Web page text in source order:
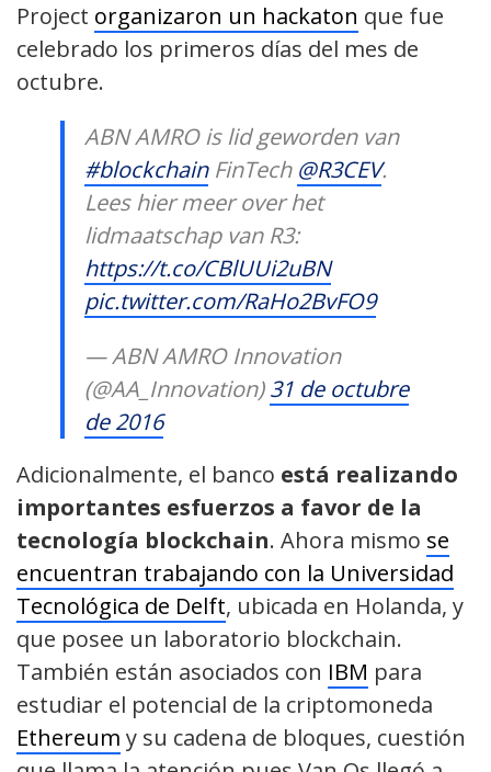
Project organizaron un hackaton que fue
celebrado los primeros días del mes de
octubre.
ABN AMRO is lid geworden van
#blockchainFinTech @R3CEV.
Lees hier meer over het
lidmaatschap van R3:
https://t.co/CBlUUi2uBN
pic.twitter.com/RaHo2BvFO9
— ABN AMRO Innovation
(@AA_Innovation)31 de octubre
de 2016
Adicionalmente, el banco está realizando
importantes esfuerzos a favor de la
tecnología blockchain. Ahora mismo se
encuentran trabajando con la Universidad
Tecnológica de Delft, ubicada en Holanda, y
que posee un laboratorio blockchain.
También están asociados con IBM para
estudiar el potencial de la criptomoneda
Ethereum y su cadena de bloques, cuestión